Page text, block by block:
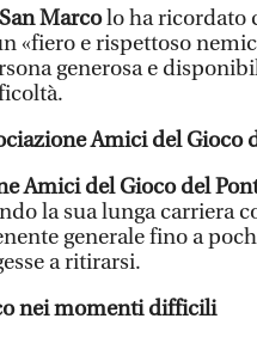
Marcolo ha ricordato
«fiero e rispettoso
generosa e
Amici del Gioco
Amici del Gioco del
la sua lunga carriera
generale fino a
a ritirarsi.
nei momenti difficili